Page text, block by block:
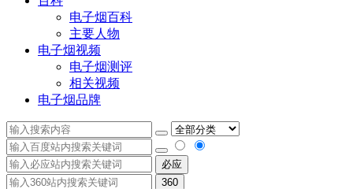
电子烟百科
主要人物
电子烟视频
电子烟测评
相关视频
电子烟品牌
必应
360